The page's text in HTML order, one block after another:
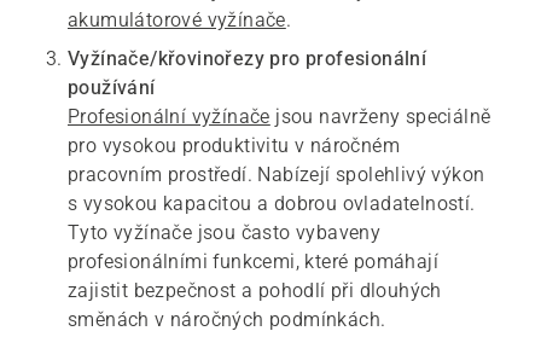
akumulátorové vyžínače.
Vyžínače/křovinořezy pro profesionální
používání
Profesionální vyžínače jsou navrženy speciálně
pro vysokou produktivitu v náročném
pracovním prostředí. Nabízejí spolehlivý výkon
s vysokou kapacitou a dobrou ovladatelností.
Tyto vyžínače jsou často vybaveny
profesionálními funkcemi, které pomáhají
zajistit bezpečnost a pohodlí při dlouhých
směnách v náročných podmínkách.